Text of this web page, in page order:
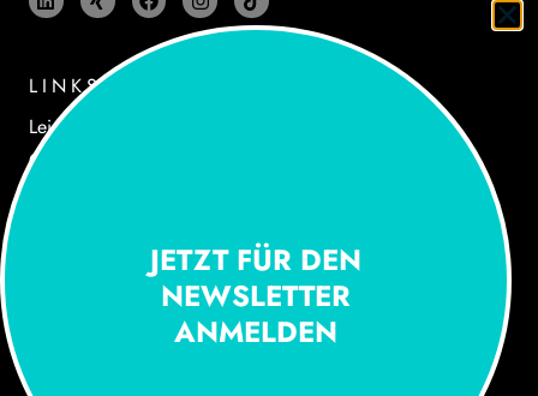
LINKS
Leistungen
Cases
JETZT FÜR DEN
NEWSLETTER
ANMELDEN​